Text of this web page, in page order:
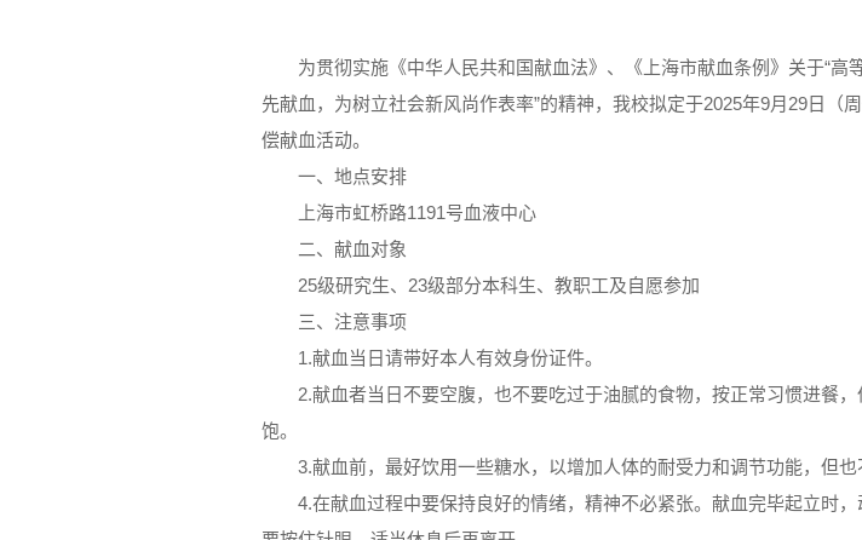
为贯彻实施《中华人民共和国献血法》、《上海市献血条例》关于“高
先献血，为树立社会新风尚作表率”的精神，我校拟定于2025年9月29日（
偿献血活动。
一、地点安排
上海市虹桥路1191号血液中心
二、献血对象
25级研究生、23级部分本科生、教职工及自愿参加
三、注意事项
1.献血当日请带好本人有效身份证件。
2.献血者当日不要空腹，也不要吃过于油腻的食物，按正常习惯进餐
饱。
3.献血前，最好饮用一些糖水，以增加人体的耐受力和调节功能，但也
4.在献血过程中要保持良好的情绪，精神不必紧张。献血完毕起立时，